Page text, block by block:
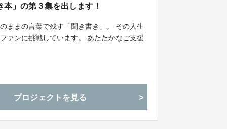
」の第３集を出します！
ままの言葉で残す「聞き書き」。 その人生
ァンに挑戦しています。 あたたかなご支援
プロジェクトを見る